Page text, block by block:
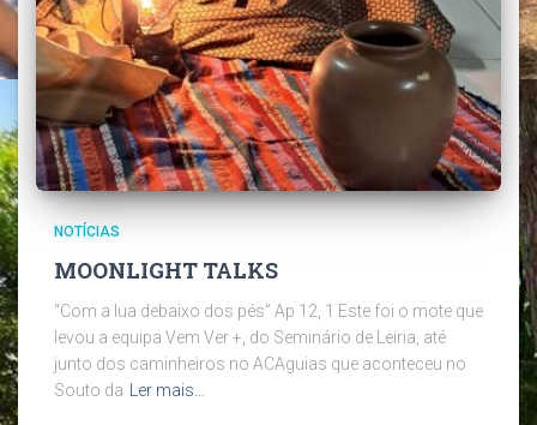
NOTÍCIAS
MOONLIGHT TALKS
“Com a lua debaixo dos pés” Ap 12, 1 Este foi o mote que
levou a equipa Vem Ver +, do Seminário de Leiria, até
junto dos caminheiros no ACAguias que aconteceu no
Souto da
Ler mais…